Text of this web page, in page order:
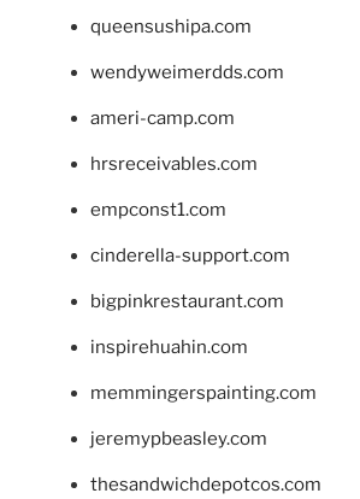
queensushipa.com
wendyweimerdds.com
ameri-camp.com
hrsreceivables.com
empconst1.com
cinderella-support.com
bigpinkrestaurant.com
inspirehuahin.com
memmingerspainting.com
jeremypbeasley.com
thesandwichdepotcos.com